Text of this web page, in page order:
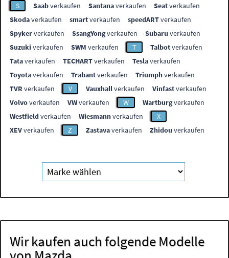
S
Saabverkaufen Santanaverkaufen Seatverkaufen
Skodaverkaufen smartverkaufen speedARTverkaufen
Spykerverkaufen SsangYongverkaufen Subaru verkaufen
Suzuki verkaufen SWM verkaufen T Talbotverkaufen
Tataverkaufen TECHARTverkaufen Teslaverkaufen
Toyotaverkaufen Trabantverkaufen Triumphverkaufen
TVR verkaufen V Vauxhallverkaufen Vinfastverkaufen
Volvoverkaufen VWverkaufen W Wartburgverkaufen
Westfieldverkaufen Wiesmannverkaufen
X
XEVverkaufen Z Zastavaverkaufen Zhidou verkaufen
Wir kaufen auch folgende Modelle